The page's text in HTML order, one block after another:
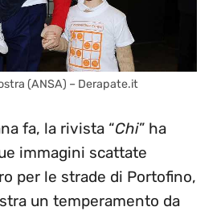
(ANSA) – Derapate.it
fa, la rivista “Chi” ha
immagini scattate
per le strade di Portofino,
un temperamento da